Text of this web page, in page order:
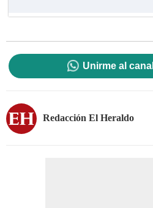
Unirme al
Redacción El Heraldo